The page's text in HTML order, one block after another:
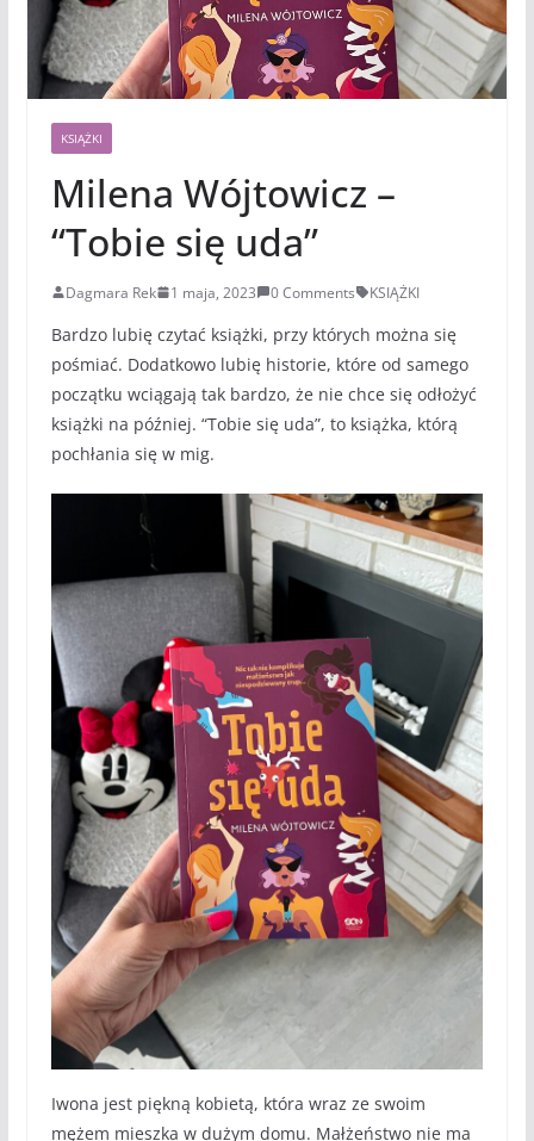
KSIĄŻKI
Milena Wójtowicz –
“Tobie się uda”
Dagmara Rek 1 maja, 2023 0 Comments KSIĄŻKI
Bardzo lubię czytać książki, przy których można się
pośmiać. Dodatkowo lubię historie, które od samego
początku wciągają tak bardzo, że nie chce się odłożyć
książki na później. “Tobie się uda”, to książka, którą
pochłania się w mig.
Iwona jest piękną kobietą, która wraz ze swoim
mężem mieszka w dużym domu. Małżeństwo nie ma